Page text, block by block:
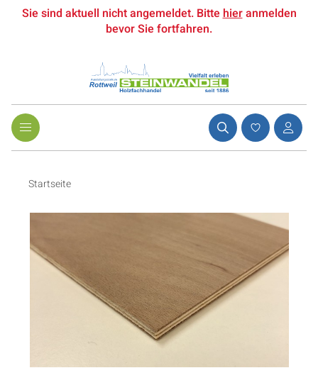
Sie sind aktuell nicht angemeldet. Bittehieranmelden
bevor Sie fortfahren.
Startseite